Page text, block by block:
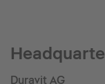
Duravit AG